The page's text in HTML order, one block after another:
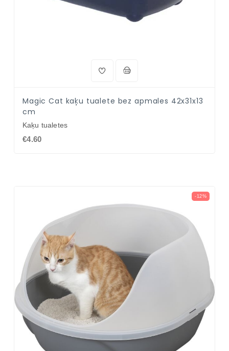
Magic Cat kaķu tualete bez apmales 42x31x13
cm
Kaķu tualetes
€4.60
-12%